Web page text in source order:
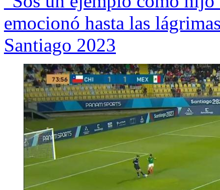
emocionó hasta las
Santiago 2023